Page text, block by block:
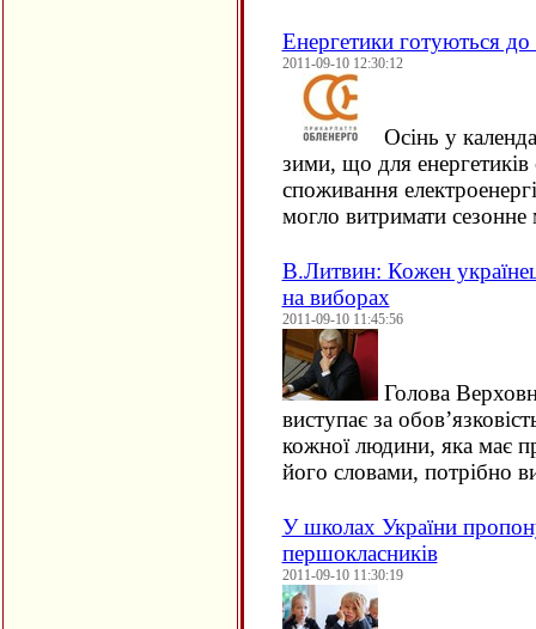
Енергетики готуються
2011-09-10 12:30:12
Осінь у
зими, що для енергетиків
споживання
могло витримати
В.Литвин: Кожен
на виборах
2011-09-10 11:45:56
Голова
виступає за
кожної людини, яка має
його словами, потрібно
У школах України
першокласників
2011-09-10 11:30:19